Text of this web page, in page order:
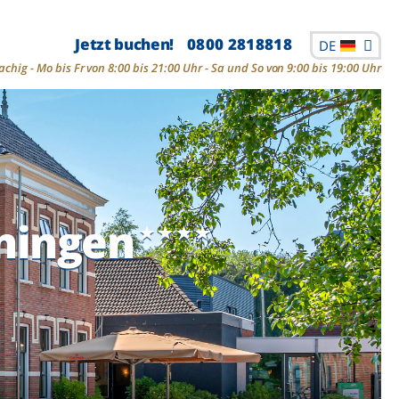
Jetzt buchen! 0800 2818818 DE
- Mo bis Fr von 8:00 bis 21:00 Uhr - Sa und So von 9:00 bis 19:00 Uhr